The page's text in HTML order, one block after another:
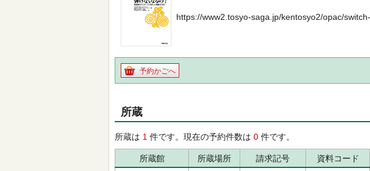
https://www2.tosyo-saga.jp/kentosyo2/opac/
予約かごへ
所蔵
所蔵は 1 件です。現在の予約件数は 0 件です。
所蔵館 所蔵場所 請求記号 資料コード